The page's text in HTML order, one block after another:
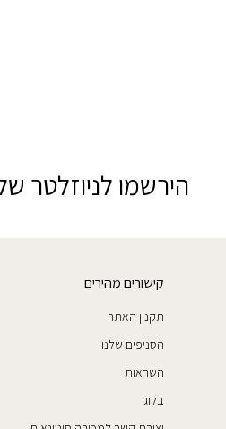
הירשמו לניוזלטר
קישורים מהירים
תקנון האתר
הסניפים שלנו
השראות
בלוג